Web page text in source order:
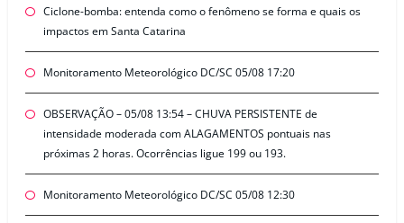
Ciclone-bomba: entenda como o fenômeno se forma e quais os
impactos em Santa Catarina
Monitoramento Meteorológico DC/SC 05/08 17:20
OBSERVAÇÃO – 05/08 13:54 – CHUVA PERSISTENTE de
intensidade moderada com ALAGAMENTOS pontuais nas
próximas 2 horas. Ocorrências ligue 199 ou 193.
Monitoramento Meteorológico DC/SC 05/08 12:30